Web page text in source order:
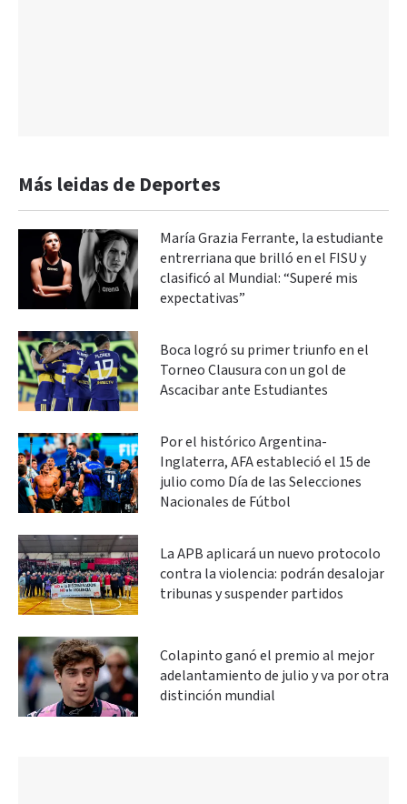
Más leidas de Deportes
María Grazia Ferrante, la estudiante
entrerriana que brilló en el FISU y
clasificó al Mundial: “Superé mis
expectativas”
Boca logró su primer triunfo en el
Torneo Clausura con un gol de
Ascacibar ante Estudiantes
Por el histórico Argentina-
Inglaterra, AFA estableció el 15 de
julio como Día de las Selecciones
Nacionales de Fútbol
La APB aplicará un nuevo protocolo
contra la violencia: podrán desalojar
tribunas y suspender partidos
Colapinto ganó el premio al mejor
adelantamiento de julio y va por otra
distinción mundial